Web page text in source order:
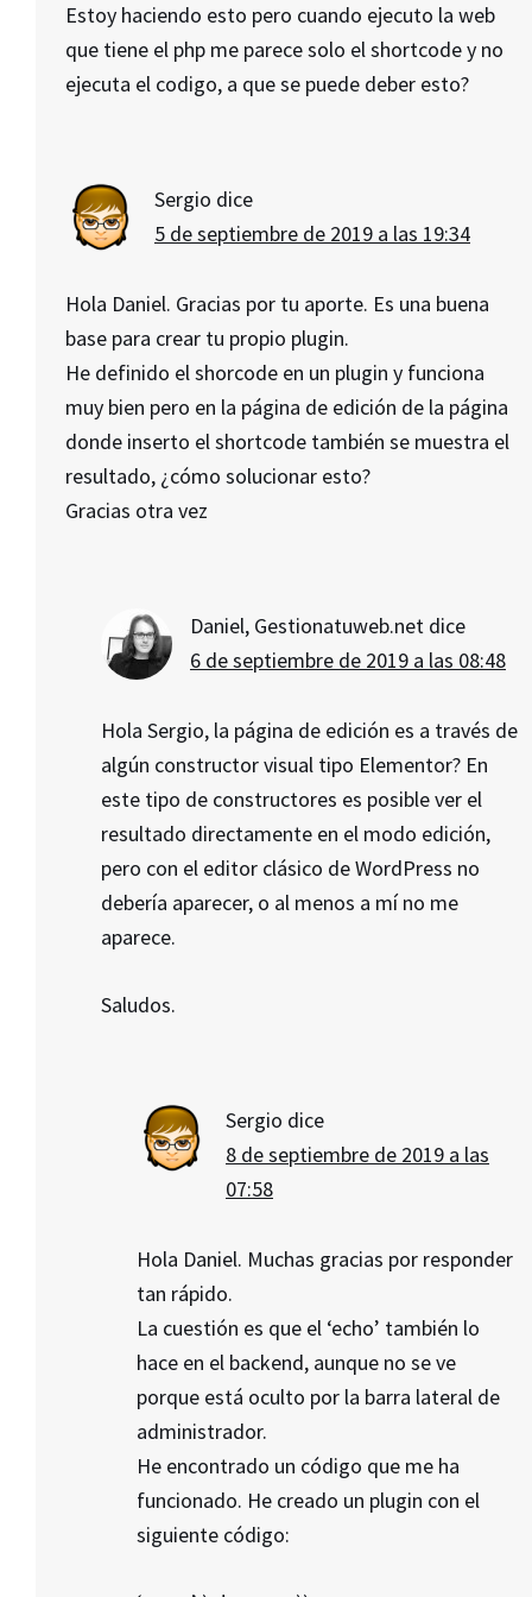
Estoy haciendo esto pero cuando ejecuto la web
que tiene el php me parece solo el shortcode y no
ejecuta el codigo, a que se puede deber esto?
Sergio dice
5 de septiembre de 2019 a las 19:34
Hola Daniel. Gracias por tu aporte. Es una buena
base para crear tu propio plugin.
He definido el shorcode en un plugin y funciona
muy bien pero en la página de edición de la página
donde inserto el shortcode también se muestra el
resultado, ¿cómo solucionar esto?
Gracias otra vez
Daniel, Gestionatuweb.net dice
6 de septiembre de 2019 a las 08:48
Hola Sergio, la página de edición es a través de
algún constructor visual tipo Elementor? En
este tipo de constructores es posible ver el
resultado directamente en el modo edición,
pero con el editor clásico de WordPress no
debería aparecer, o al menos a mí no me
aparece.
Saludos.
Sergio dice
8 de septiembre de 2019 a las
07:58
Hola Daniel. Muchas gracias por responder
tan rápido.
La cuestión es que el ‘echo’ también lo
hace en el backend, aunque no se ve
porque está oculto por la barra lateral de
administrador.
He encontrado un código que me ha
funcionado. He creado un plugin con el
siguiente código: